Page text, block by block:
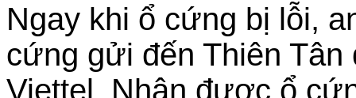
Ngay khi ổ cứng bị lỗi,
cứng gửi đến Thiên
Viettel. Nhận được ổ